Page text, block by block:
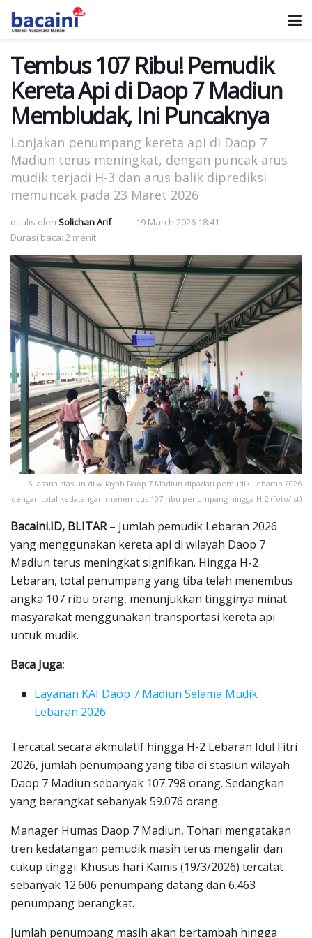
Tembus 107 Ribu! Pemudik
Kereta Api di Daop 7 Madiun
Membludak, Ini Puncaknya
Lonjakan penumpang kereta api di Daop 7
Madiun terus meningkat, dengan puncak arus
mudik terjadi H-3 dan arus balik diprediksi
memuncak pada 23 Maret 2026
ditulis oleh Solichan Arif
19 March 2026 18:41
Durasi baca: 2 menit
Suasana stasiun di wilayah Daop 7 Madiun dipadati pemudik Lebaran 2026
dengan total kedatangan menembus 107 ribu penumpang hingga H-2 (foto/ist)
Bacaini.ID, BLITAR– Jumlah pemudik Lebaran 2026
yang menggunakan kereta api di wilayah Daop 7
Madiun terus meningkat signifikan. Hingga H-2
Lebaran, total penumpang yang tiba telah menembus
angka 107 ribu orang, menunjukkan tingginya minat
masyarakat menggunakan transportasi kereta api
untuk mudik.
Baca Juga:
Layanan KAI Daop 7 Madiun Selama Mudik
Lebaran 2026
Tercatat secara akmulatif hingga H-2 Lebaran Idul Fitri
2026, jumlah penumpang yang tiba di stasiun wilayah
Daop 7 Madiun sebanyak 107.798 orang. Sedangkan
yang berangkat sebanyak 59.076 orang.
Manager Humas Daop 7 Madiun, Tohari mengatakan
tren kedatangan pemudik masih terus mengalir dan
cukup tinggi. Khusus hari Kamis (19/3/2026) tercatat
sebanyak 12.606 penumpang datang dan 6.463
penumpang berangkat.
Jumlah penumpang masih akan bertambah hingga